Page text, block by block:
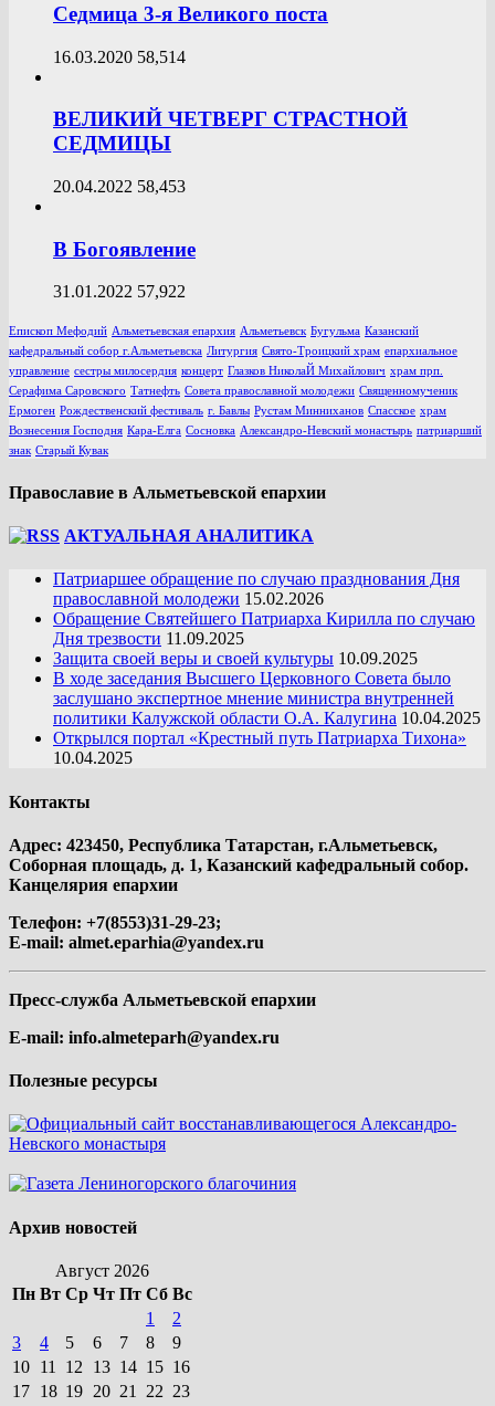
Седмица 3-я Великого поста
16.03.2020 58,514
ВЕЛИКИЙ ЧЕТВЕРГ СТРАСТНОЙ
СЕДМИЦЫ
20.04.2022 58,453
В Богоявление
31.01.2022 57,922
Епископ Мефодий Альметьевская епархия Альметьевск Бугульма Казанский
кафедральный собор г.Альметьевска Литургия Свято-Троицкий храм епархиальное
управление сестры милосердия концерт Глазков НиколаЙ Михайлович храм прп.
Серафима Саровского Татнефть Совета православной молодежи Священномученик
Ермоген Рождественский фестиваль г. Бавлы Рустам Минниханов Спасское храм
Вознесения Господня Кара-Елга Сосновка Александро-Невский монастырь патриарший
знак Старый Кувак
Православие в Альметьевской епархии
АКТУАЛЬНАЯ АНАЛИТИКА
Патриаршее обращение по случаю празднования Дня
православной молодежи 15.02.2026
Обращение Святейшего Патриарха Кирилла по случаю
Дня трезвости 11.09.2025
Защита своей веры и своей культуры 10.09.2025
В ходе заседания Высшего Церковного Совета было
заслушано экспертное мнение министра внутренней
политики Калужской области О.А. Калугина 10.04.2025
Открылся портал «Крестный путь Патриарха Тихона»
10.04.2025
Контакты
Адрес: 423450, Республика Татарстан, г.Альметьевск,
Соборная площадь, д. 1, Казанский кафедральный собор.
Канцелярия епархии
Телефон: +7(8553)31-29-23;
E-mail: almet.eparhia@yandex.ru
Пресс-служба Альметьевской епархии
E-mail: info.almeteparh@yandex.ru
Полезные ресурсы
Архив новостей
Август 2026
Пн Вт Ср Чт Пт Сб Вс
1
2
3
4 5 6 7 8
9
10 11 12 13 14 15 16
17 18 19 20 21 22 23